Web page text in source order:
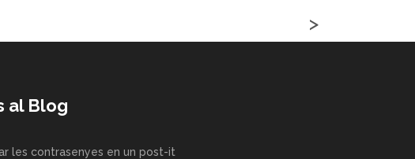
>
al Blog
les contrasenyes en un post-it